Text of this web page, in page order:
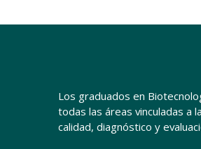
Los graduados en
todas las áreas vinculadas a
calidad, diagnóstico y